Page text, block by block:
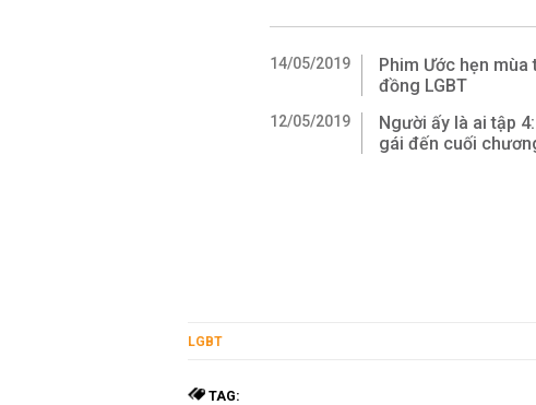
14/05/2019
Phim Ước hẹn
đồng LGBT
12/05/2019
Người ấy là ai tập
gái đến cuối
LGBT
TAG: